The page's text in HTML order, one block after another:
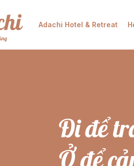
Adachi Hotel & Retreat
Đi để
Ở để